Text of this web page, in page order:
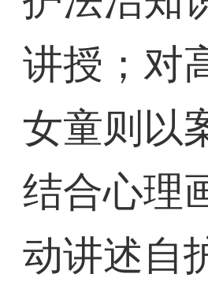
讲授；对
女童则以
结合心理
动讲述自